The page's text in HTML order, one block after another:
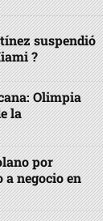
suspendió
?
Olimpia
la
por
a negocio en